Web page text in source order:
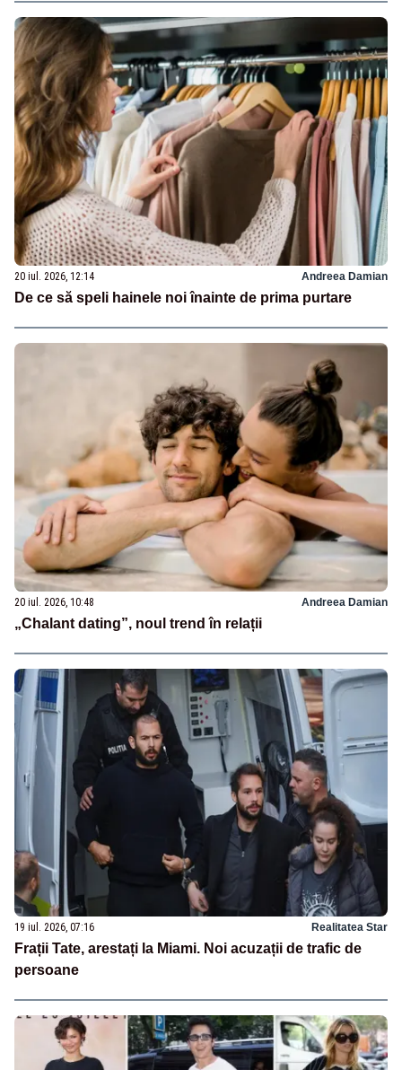
20 iul. 2026, 12:14 Andreea Damian
De ce să speli hainele noi înainte de prima purtare
20 iul. 2026, 10:48 Andreea Damian
„Chalant dating”, noul trend în relații
19 iul. 2026, 07:16 Realitatea Star
Frații Tate, arestați la Miami. Noi acuzații de trafic de
persoane